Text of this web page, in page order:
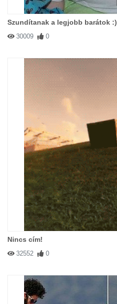
Szundítanak a legjobb barátok :)
30009 0
Nincs cím!
32552 0